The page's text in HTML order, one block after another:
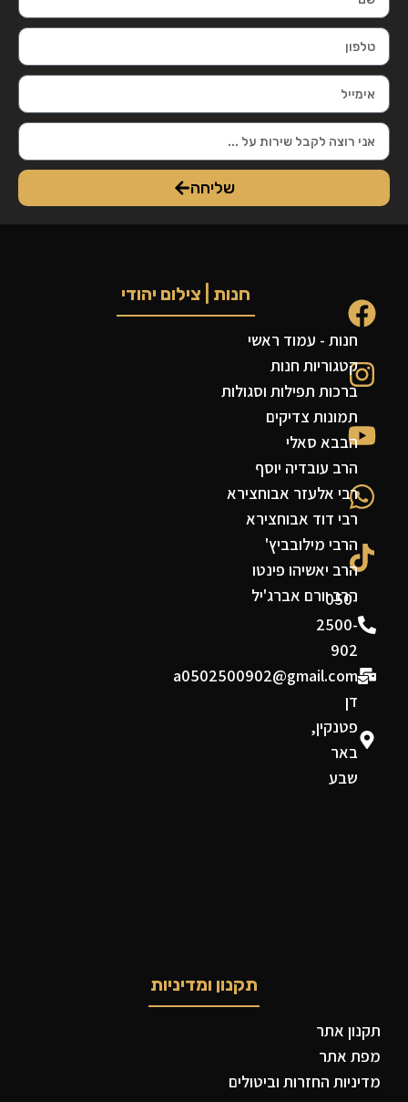
שליחה
050-
2500-
902
a0502500902@gmail.com
דן
פטנקין,
באר
שבע
חנות | צילום יהודי
חנות - עמוד ראשי
קטגוריות חנות
ברכות תפילות וסגולות
תמונות צדיקים
הבבא סאלי
הרב עובדיה יוסף
רבי אלעזר אבוחצירא
רבי דוד אבוחצירא
הרבי מילובביץ'
הרב יאשיהו פינטו
הרב יורם אברג'יל
תקנון ומדיניות
תקנון אתר
מפת אתר
מדיניות החזרות וביטולים